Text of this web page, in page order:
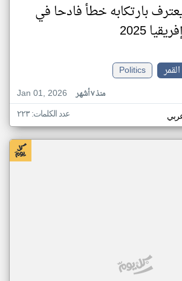
بارتكابه خطأ فادحا في
2025
Politics
Jan 01, 2026
منذ ٧ أشهر
عدد الكلمات: ٢٢٣